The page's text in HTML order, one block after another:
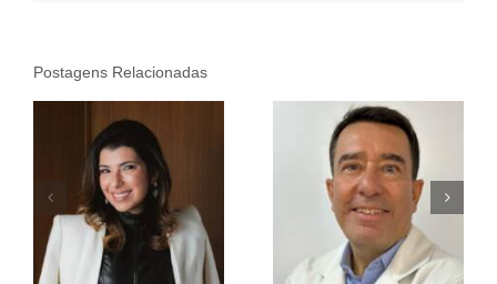
Postagens Relacionadas